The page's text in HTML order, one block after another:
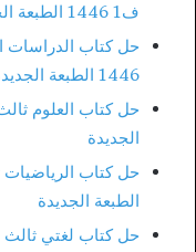
ف1 1446 الطبعة الجديدة
1446 الطبعة الجديدة
الجديدة
الطبعة الجديدة